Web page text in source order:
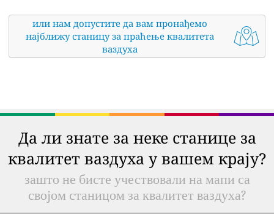
или нам допустите да вам пронађемо
најближу станицу за праћење квалитета
ваздуха
Да ли знате за неке станице за
квалитет ваздуха у вашем крају?
зашто не бисте учествовали на мапи са
својом станицом за квалитет ваздуха?